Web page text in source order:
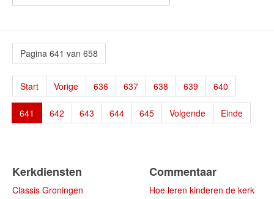
Pagina 641 van 658
Start Vorige 636 637 638 639 640
641 642 643 644 645 Volgende Einde
Kerkdiensten
Classis Groningen
Commentaar
Hoe leren kinderen de kerk